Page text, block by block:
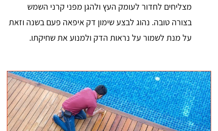
מצליחים לחדור לעומק העץ ולהגן מפני קרני השמש
בצורה טובה. נהוג לבצע שימון דק איפאה פעם בשנה וזאת
על מנת לשמור על נראות הדק ולמנוע את שחיקתו.